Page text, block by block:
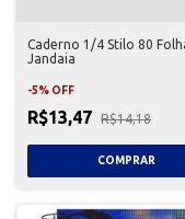
Caderno 1/4 Stilo 80
Jandaia
-5% OFF
R$13,47 R$14,18